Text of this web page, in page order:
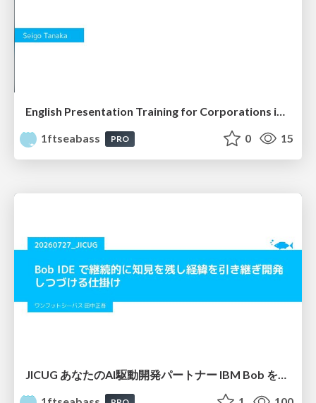
English Presentation Training for Corporations in Mokuhari
1ftseabass
PRO 0 15